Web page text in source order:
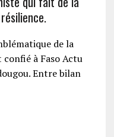
de la
confié à Faso Actu
Entre bilan